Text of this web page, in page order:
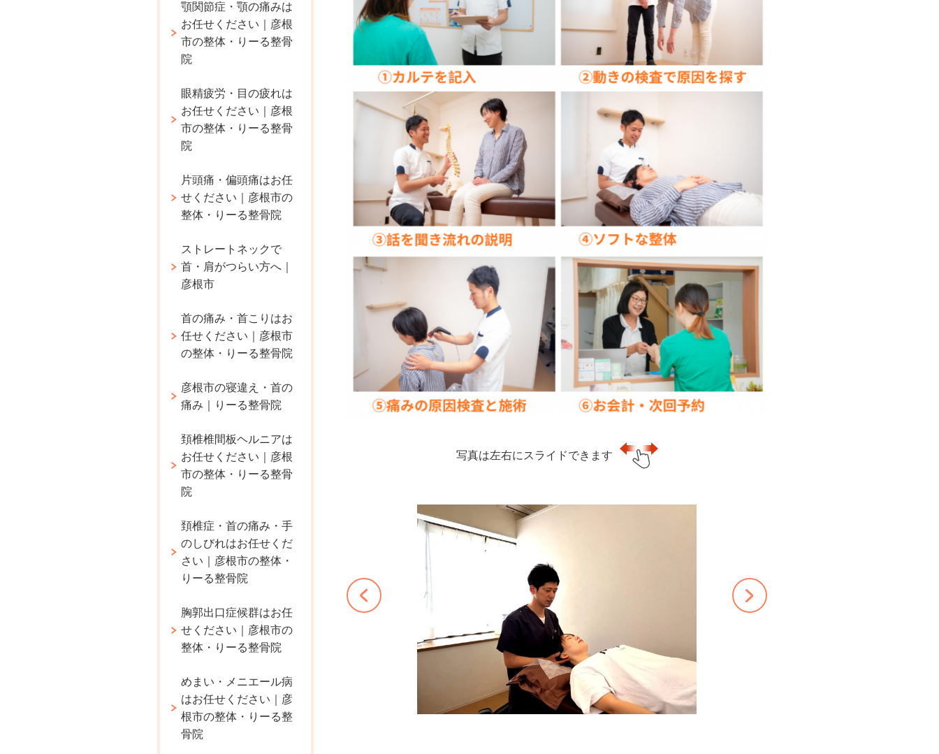
写真は左右にスライドできます
顎関節症・顎の痛みは
お任せください｜彦根
市の整体・りーる整骨
院
眼精疲労・目の疲れは
お任せください｜彦根
市の整体・りーる整骨
院
片頭痛・偏頭痛はお任
せください｜彦根市の
整体・りーる整骨院
ストレートネックで
首・肩がつらい方へ｜
彦根市
首の痛み・首こりはお
任せください｜彦根市
の整体・りーる整骨院
彦根市の寝違え・首の
痛み｜りーる整骨院
頚椎椎間板ヘルニアは
お任せください｜彦根
市の整体・りーる整骨
院
頚椎症・首の痛み・手
のしびれはお任せくだ
さい｜彦根市の整体・
りーる整骨院
胸郭出口症候群はお任
せください｜彦根市の
整体・りーる整骨院
めまい・メニエール病
はお任せください｜彦
根市の整体・りーる整
骨院